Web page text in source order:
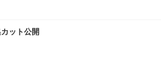
ット公開